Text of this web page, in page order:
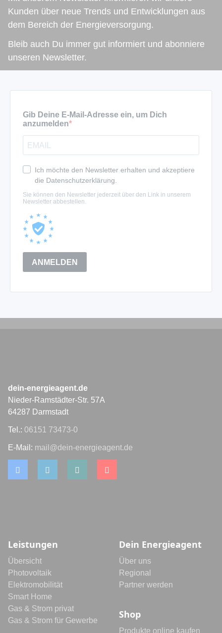
Kunden über neue Trends und Entwicklungen aus
dem Bereich der Energieversorgung.
Bleib auch Du immer gut informiert und abonniere
unseren Newsletter.
dein-energieagent.de
Nieder-Ramstädter-Str. 57A
64287 Darmstadt
Tel.: 06151 73473-0
E-Mail: mail@dein-energieagent.de
Leistungen
Übersicht
Photovoltaik
Elektromobilität
Smart Home
Gas & Strom privat
Gas & Strom für Gewerbe
Dein Energieagent
Über uns
Regional
Partner werden
Shop
Produkte online kaufen